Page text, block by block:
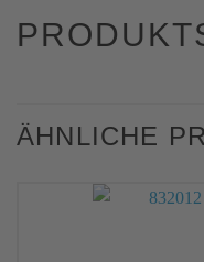
ÄHNLICHE